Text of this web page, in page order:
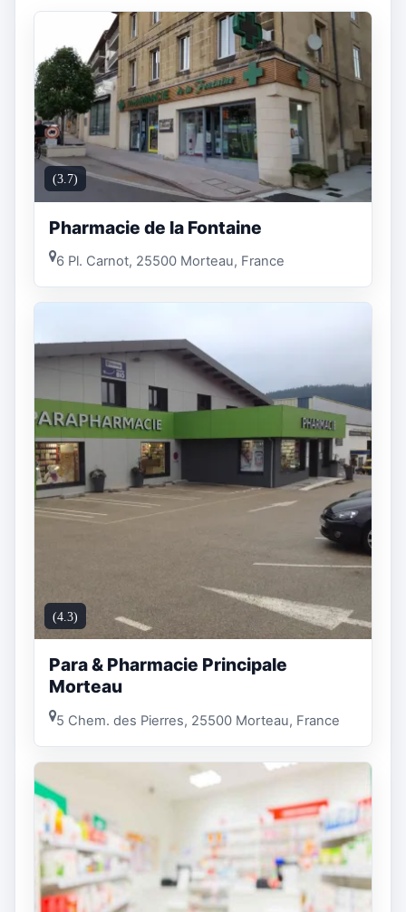
(3.7)
Pharmacie de la Fontaine
6 Pl. Carnot, 25500 Morteau, France
(4.3)
Para & Pharmacie Principale
Morteau
5 Chem. des Pierres, 25500 Morteau, France